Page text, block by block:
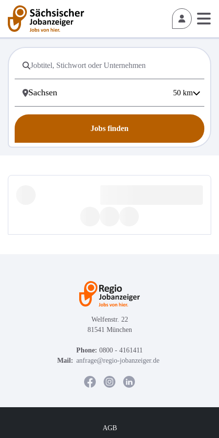
50 km
Jobs finden
Welfenstr. 22
81541 München
Phone: 0800 - 4161411
Mail: anfrage@regio-jobanzeiger.de
AGB